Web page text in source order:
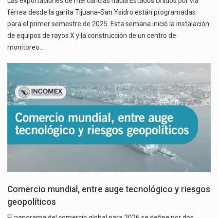
férrea desde la garita Tijuana-San Ysidro están programadas
para el primer semestre de 2025. Esta semana inició la instalación
de equipos de rayos X y la construcción de un centro de
monitoreo…
Comercio mundial, entre auge tecnológico y riesgos
geopolíticos